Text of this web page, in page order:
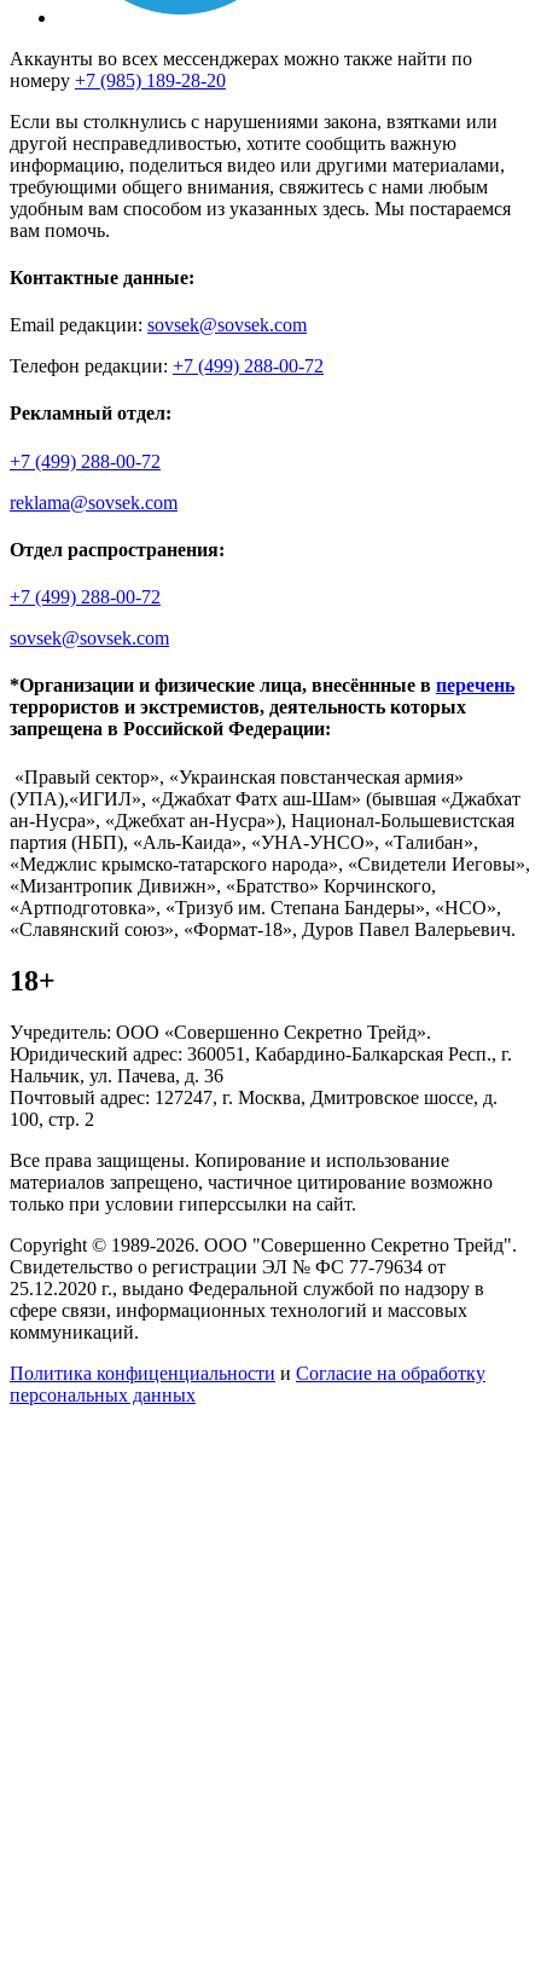
Аккаунты во всех мессенджерах можно также найти по
номеру +7 (985) 189-28-20
Если вы столкнулись с нарушениями закона, взятками или
другой несправедливостью, хотите сообщить важную
информацию, поделиться видео или другими материалами,
требующими общего внимания, свяжитесь с нами любым
удобным вам способом из указанных здесь. Мы постараемся
вам помочь.
Контактные данные:
Email редакции: sovsek@sovsek.com
Телефон редакции: +7 (499) 288-00-72
Рекламный отдел:
+7 (499) 288-00-72
reklama@sovsek.com
Отдел распространения:
+7 (499) 288-00-72
sovsek@sovsek.com
*Организации и физические лица, внесённные в перечень
террористов и экстремистов, деятельность которых
запрещена в Российской Федерации:
«Правый сектор», «Украинская повстанческая армия»
(УПА),«ИГИЛ», «Джабхат Фатх аш-Шам» (бывшая «Джабхат
ан-Нусра», «Джебхат ан-Нусра»), Национал-Большевистская
партия (НБП), «Аль-Каида», «УНА-УНСО», «Талибан»,
«Меджлис крымско-татарского народа», «Свидетели Иеговы»,
«Мизантропик Дивижн», «Братство» Корчинского,
«Артподготовка», «Тризуб им. Степана Бандеры», «НСО»,
«Славянский союз», «Формат-18», Дуров Павел Валерьевич.
18+
Учредитель: ООО «Совершенно Секретно Трейд».
Юридический адрес: 360051, Кабардино-Балкарская Респ., г.
Нальчик, ул. Пачева, д. 36
Почтовый адрес: 127247, г. Москва, Дмитровское шоссе, д.
100, стр. 2
Все права защищены. Копирование и использование
материалов запрещено, частичное цитирование возможно
только при условии гиперссылки на сайт.
Copyright © 1989-2026. ООО "Совершенно Секретно Трейд".
Свидетельство о регистрации ЭЛ № ФС 77-79634 от
25.12.2020 г., выдано Федеральной службой по надзору в
сфере связи, информационных технологий и массовых
коммуникаций.
Политика конфиценциальности и Согласие на обработку
персональных данных